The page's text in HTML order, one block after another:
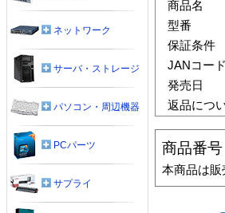
商品名
型番
保証条件
JANコード
発売日
返品につ
商品番号
本商品は販
ネットワーク
サーバ・ストレージ
パソコン・周辺機器
PCパーツ
サプライ